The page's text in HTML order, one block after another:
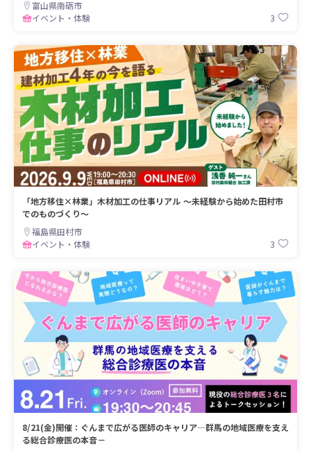
富山県南砺市
イベント・体験
3
「地方移住×林業」木材加工の仕事リアル 〜未経験から始めた田村市
でのものづくり〜
福島県田村市
イベント・体験
3
8/21(金)開催：ぐんまで広がる医師のキャリア―群馬の地域医療を支え
る総合診療医の本音－